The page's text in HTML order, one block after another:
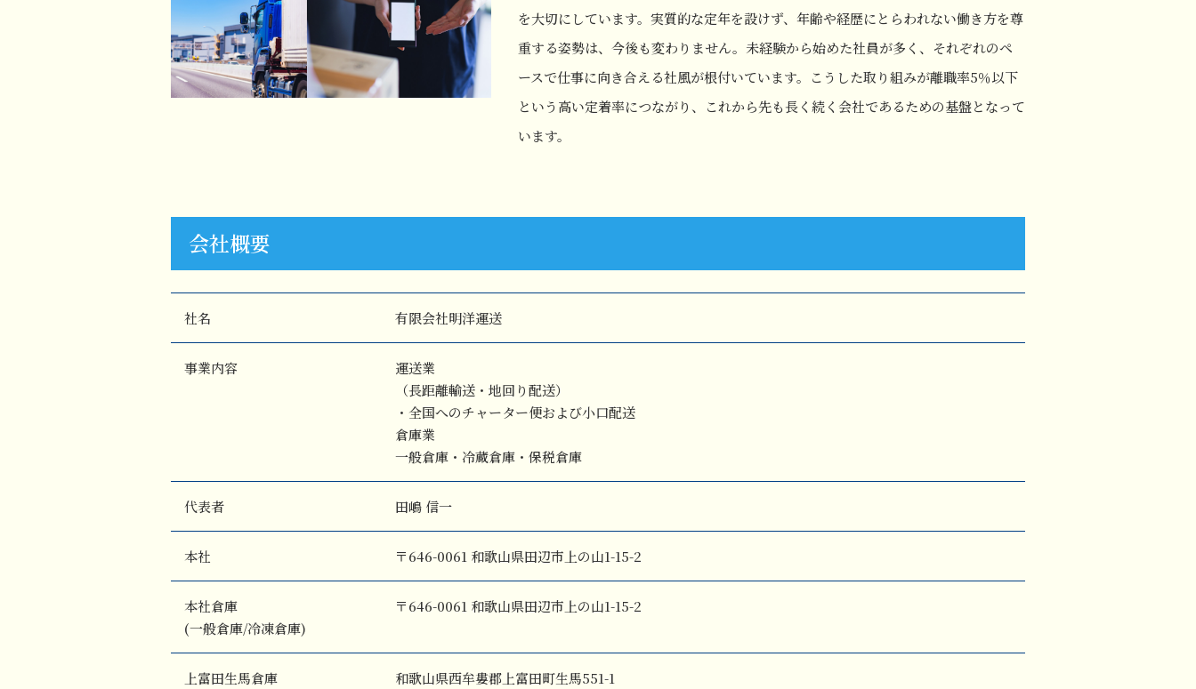
を大切にしています。実質的な定年を設けず、年齢や経歴にとらわれない働き方を尊
重する姿勢は、今後も変わりません。未経験から始めた社員が多く、それぞれのペ
ースで仕事に向き合える社風が根付いています。こうした取り組みが離職率5％以下
という高い定着率につながり、これから先も長く続く会社であるための基盤となって
います。
会社概要
社名 有限会社明洋運送
事業内容
運送業
（長距離輸送・地回り配送）
・全国へのチャーター便および小口配送
倉庫業
一般倉庫・冷蔵倉庫・保税倉庫
代表者 田嶋 信一
本社 〒646-0061 和歌山県田辺市上の山1-15-2
本社倉庫
(一般倉庫/冷凍倉庫)
〒646-0061 和歌山県田辺市上の山1-15-2
上富田生馬倉庫
和歌山県西牟婁郡上富田町生馬551-1